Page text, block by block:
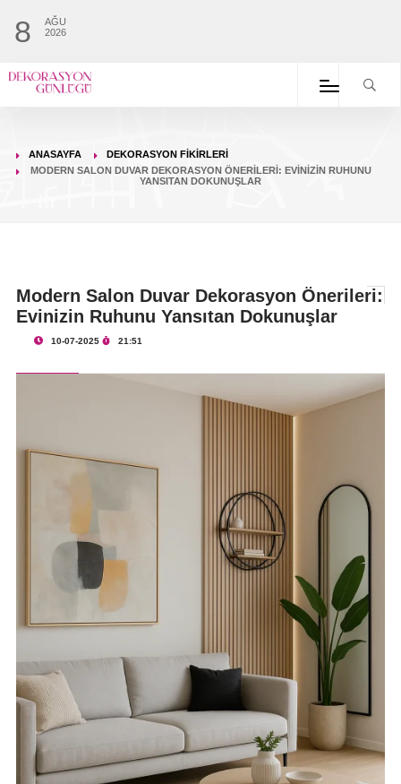
8
AĞU
2026
ANASAYFA
DEKORASYON FIKIRLERI
MODERN SALON DUVAR DEKORASYON ÖNERILERI: EVINIZIN RUHUNU
YANSITAN DOKUNUŞLAR
Modern Salon Duvar Dekorasyon Önerileri:
Evinizin Ruhunu Yansıtan Dokunuşlar
10-07-2025 21:51